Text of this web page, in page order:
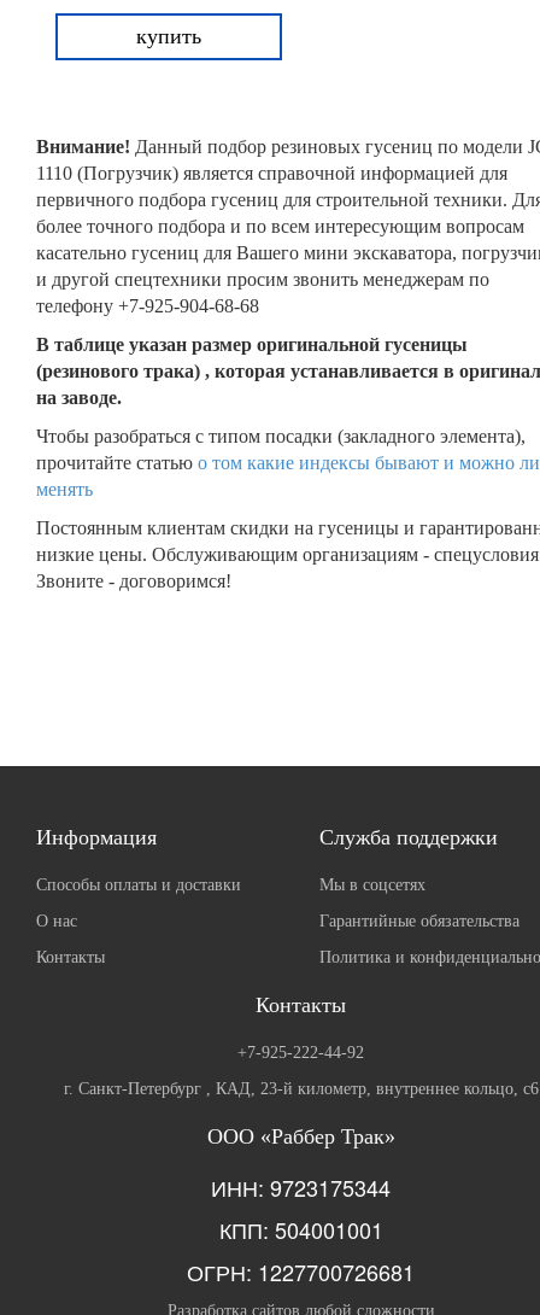
купить
Внимание! Данный подбор резиновых гусениц по модели
1110 (Погрузчик) является справочной информацией для
первичного подбора гусениц для строительной техники.
более точного подбора и по всем интересующим вопросам
касательно гусениц для Вашего мини экскаватора,
и другой спецтехники просим звонить менеджерам по
телефону +7-925-904-68-68
В таблице указан размер оригинальной гусеницы
(резинового трака) , которая устанавливается в
на заводе.
Чтобы разобраться с типом посадки (закладного элемента),
прочитайте статью о том какие индексы бывают и можно
менять
Постоянным клиентам скидки на гусеницы и
низкие цены. Обслуживающим организациям -
Звоните - договоримся!
Информация
Способы оплаты и доставки
О нас
Контакты
Служба поддержки
Мы в соцсетях
Гарантийные обязательства
Политика и
Контакты
+7-925-222-44-92
г. Санкт-Петербург , КАД, 23-й километр, внутреннее кольцо, с6
ООО «Раббер Трак»
ИНН: 9723175344
КПП: 504001001
ОГРН: 1227700726681
Разработка сайтов любой сложности